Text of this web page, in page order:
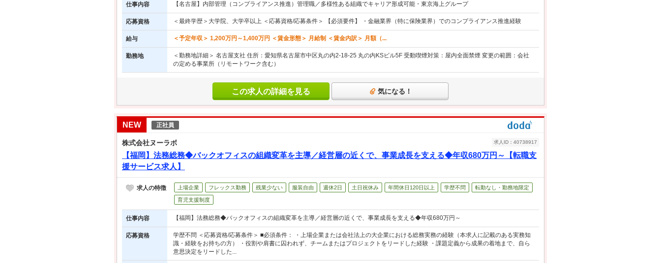
仕事内容 【名古屋】内部管理（コンプライアンス推進）管理職／多様性ある組織でキャリア形成可能・東京海上グループ
応募資格 ＜最終学歴＞大学院、大学卒以上 ＜応募資格/応募条件＞ 【必須要件】 ・金融業界（特に保険業界）でのコンプライアンス推進経験
給与 ＜予定年収＞ 1,200万円～1,400万円 ＜賃金形態＞ 月給制 ＜賃金内訳＞ 月額（...
勤務地
＜勤務地詳細＞ 名古屋支社 住所：愛知県名古屋市中区丸の内2-18-25 丸の内KSビル5F 受動喫煙対策：屋内全面禁煙 変更の範囲：会社
の定める事業所（リモートワーク含む）
この求人の詳細を見る 気になる！
NEW 正社員
株式会社ヌーラボ
【福岡】法務総務◆バックオフィスの組織変革を主導／経営層の近くで、事業成長を支える◆年収680万円～【転職支
援サービス求人】
求人ID：40738917
求人の特徴 上場企業 フレックス勤務 残業少ない 服装自由 週休2日 土日祝休み 年間休日120日以上 学歴不問 転勤なし・勤務地限定
育児支援制度
仕事内容 【福岡】法務総務◆バックオフィスの組織変革を主導／経営層の近くで、事業成長を支える◆年収680万円～
応募資格
学歴不問 ＜応募資格/応募条件＞ ■必須条件： ・上場企業または会社法上の大企業における総務実務の経験（本求人に記載のある実務知
識・経験をお持ちの方） ・役割や肩書に囚われず、チームまたはプロジェクトをリードした経験 ・課題定義から成果の着地まで、自ら
意思決定をリードした...